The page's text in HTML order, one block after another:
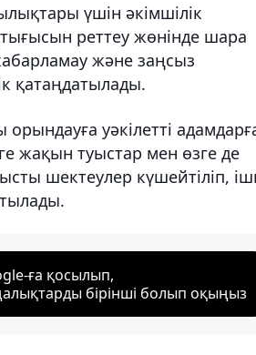
үшін әкімшілік
реттеу жөнінде шара
және заңсыз
қатаңдатылады.
уәкілетті
жақын туыстар мен өзге де
шектеулер күшейтіліп,
ға қосылып,
бірінші болып оқыңыз